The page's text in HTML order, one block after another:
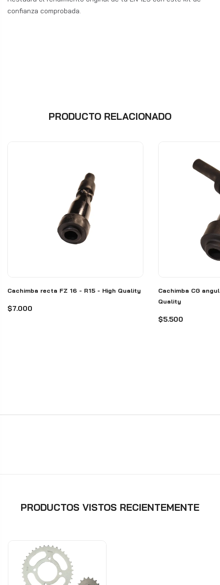
confianza comprobada.
PRODUCTO RELACIONADO
Cachimba recta FZ 16 - R15 - High Quality
$7.000
Cachimba CG
Quality
$5.500
PRODUCTOS VISTOS RECIENTEMENTE